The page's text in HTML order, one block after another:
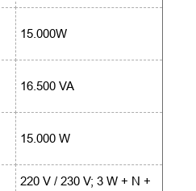
15.000W
16.500 VA
15.000 W
220 V / 230 V; 3 W + N +